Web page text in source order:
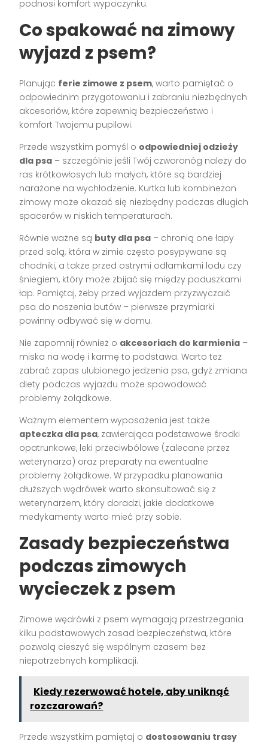
podnosi komfort wypoczynku.
Co spakować na zimowy
wyjazd z psem?
Planując ferie zimowe z psem, warto pamiętać o
odpowiednim przygotowaniu i zabraniu niezbędnych
akcesoriów, które zapewnią bezpieczeństwo i
komfort Twojemu pupilowi.
Przede wszystkim pomyśl o odpowiedniej odzieży
dla psa – szczególnie jeśli Twój czworonóg należy do
ras krótkowłosych lub małych, które są bardziej
narażone na wychłodzenie. Kurtka lub kombinezon
zimowy może okazać się niezbędny podczas długich
spacerów w niskich temperaturach.
Równie ważne są buty dla psa – chronią one łapy
przed solą, która w zimie często posypywane są
chodniki, a także przed ostrymi odłamkami lodu czy
śniegiem, który może zbijać się między poduszkami
łap. Pamiętaj, żeby przed wyjazdem przyzwyczaić
psa do noszenia butów – pierwsze przymiarki
powinny odbywać się w domu.
Nie zapomnij również o akcesoriach do karmienia –
miska na wodę i karmę to podstawa. Warto też
zabrać zapas ulubionego jedzenia psa, gdyż zmiana
diety podczas wyjazdu może spowodować
problemy żołądkowe.
Ważnym elementem wyposażenia jest także
apteczka dla psa, zawierająca podstawowe środki
opatrunkowe, leki przeciwbólowe (zalecane przez
weterynarza) oraz preparaty na ewentualne
problemy żołądkowe. W przypadku planowania
dłuższych wędrówek warto skonsultować się z
weterynarzem, który doradzi, jakie dodatkowe
medykamenty warto mieć przy sobie.
Zasady bezpieczeństwa
podczas zimowych
wycieczek z psem
Zimowe wędrówki z psem wymagają przestrzegania
kilku podstawowych zasad bezpieczeństwa, które
pozwolą cieszyć się wspólnym czasem bez
niepotrzebnych komplikacji.
Kiedy rezerwować hotele, aby uniknąć
rozczarowań?
Przede wszystkim pamiętaj o dostosowaniu trasy